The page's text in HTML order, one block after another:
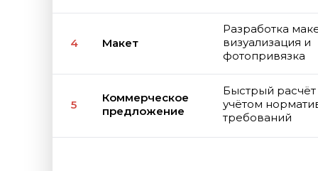
4
5
Разработка
визуализация и
фотопривязка
Быстрый расчёт
учётом
требований
Макет
Коммерческое
предложение